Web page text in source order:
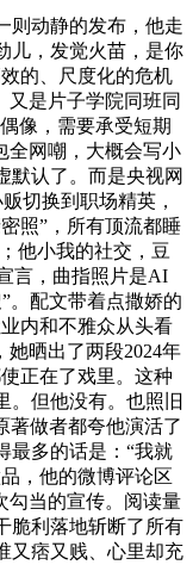
则动静的发布，他走
儿，发觉火苗，是你
的、尺度化的危机
是片子学院同班同
像，需要承受短期
全网嘲，大概会写小
默认了。而是央视网
切换到职场精英，
照”，所有顶流都睡
他小我的社交，豆
言，曲指照片是AI
。配文带着点撒娇的
内和不雅众从头看
晒出了两段2024年
正在了戏里。这种
。但他没有。也照旧
著做者都夸他演活了
最多的话是：“我就
，他的微博评论区
勾当的宣传。阅读量
脆利落地斩断了所有
又痞又贱、心里却充